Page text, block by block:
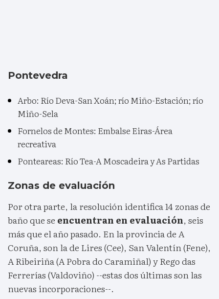
Pontevedra
Arbo: Río Deva-San Xoán; río Miño-Estación; río
Miño-Sela
Fornelos de Montes: Embalse Eiras-Área
recreativa
Ponteareas: Río Tea-A Moscadeira y As Partidas
Zonas de evaluación
Por otra parte, la resolución identifica 14 zonas de
baño que se encuentran en evaluación, seis
más que el año pasado. En la provincia de A
Coruña, son la de Lires (Cee), San Valentín (Fene),
A Ribeiriña (A Pobra do Caramiñal) y Rego das
Ferrerías (Valdoviño) --estas dos últimas son las
nuevas incorporaciones--.